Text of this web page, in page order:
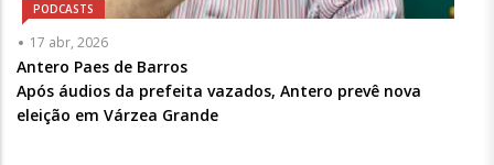
PODCASTS
17 abr, 2026
Articulista
ou
Chamada
-
Antero Paes de Barros
Após áudios da prefeita vazados, Antero prevê nova
eleição em Várzea Grande